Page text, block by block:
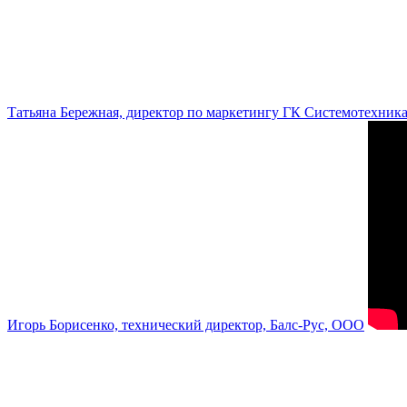
Татьяна Бережная, директор по маркетингу ГК Системотехника
Игорь Борисенко, технический директор, Балс-Рус, ООО